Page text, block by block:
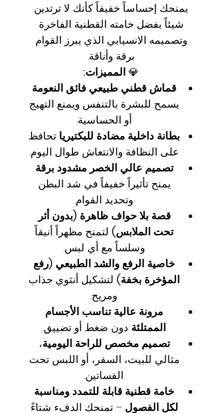
يمنحك إحساساً خفيفاً كأنك لا ترتدين
شيئاً بفضل خامته القطنية الفاخرة
وتصميمه الانسيابي الذي يبرز القوام
برقة وأناقة.
💎المميزات:
قماش قطني طبيعي فائق النعومة
يسمح للبشرة بالتنفس ويمنع التهيج
أو الحساسية.
بطانة داخلية مضادة للبكتيريا تحافظ
على النظافة والانتعاش طوال اليوم.
تصميم عالي الخصر مشدود برقة
يمنح تأثيراً خفيفاً في شد البطن
وتحديد القوام.
قصة بلا حواف ظاهرة (بدون أثر
تحت الملابس) لتمنح مظهراً أنيقاً
وسلساً مع أي لبس.
خاصية الرفع والشد الطبيعي (رفع
المؤخرة بخفة) لتشكيل أنثوي جذاب
ومريح.
مرونة عالية تناسب الأجسام
الممتلئة دون ضغط أو تضييق.
تصميم مخصص للراحة اليومية،
مثالي للبيت، السفر، أو اللبس تحت
الفساتين.
خامة قطنية قابلة للتمدد ومناسبة
لكل الفصول – تمنحك الدفء شتاءً